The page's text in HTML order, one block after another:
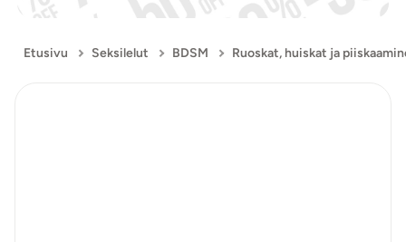
Etusivu Seksilelut BDSM Ruoskat, huiskat ja